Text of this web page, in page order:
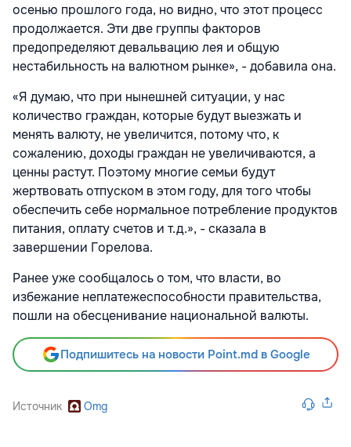
осенью прошлого года, но видно, что этот процесс
продолжается. Эти две группы факторов
предопределяют девальвацию лея и общую
нестабильность на валютном рынке», - добавила она.
«Я думаю, что при нынешней ситуации, у нас
количество граждан, которые будут выезжать и
менять валюту, не увеличится, потому что, к
сожалению, доходы граждан не увеличиваются, а
ценны растут. Поэтому многие семьи будут
жертвовать отпуском в этом году, для того чтобы
обеспечить себе нормальное потребление продуктов
питания, оплату счетов и т.д.», - сказала в
завершении Горелова.
Ранее уже сообщалось о том, что власти, во
избежание неплатежеспособности правительства,
пошли на обесценивание национальной валюты.
Подпишитесь на новости Point.md в Google
Источник Omg